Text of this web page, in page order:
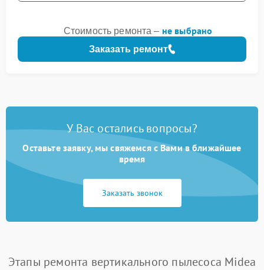
Заказать ремонт
Стоимость ремонта – не выбрано
У Вас остались вопросы?
Оставьте заявку, мы свяжемся с Вами в ближайшее
время
Заказать звонок
Этапы ремонта вертикального пылесоса Midea